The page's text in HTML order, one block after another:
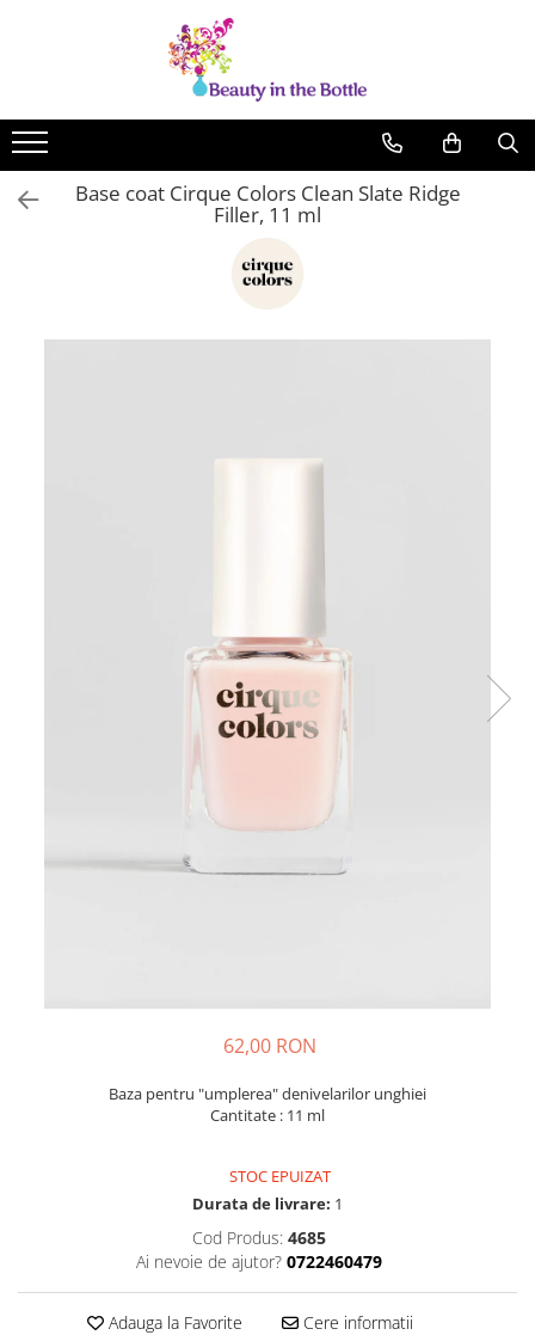
OPI
ILNP
Zoya
Base coat
Top Coat
IngrijireBase coat Cirque Colors Clean Slate Ridge
Filler, 11 ml
62,00 RON
Baza pentru "umplerea" denivelarilor unghiei
Cantitate : 11 ml
STOC EPUIZAT
Durata de livrare: 1
Cod Produs: 4685
Ai nevoie de ajutor? 0722460479
Adauga la Favorite Cere informatii